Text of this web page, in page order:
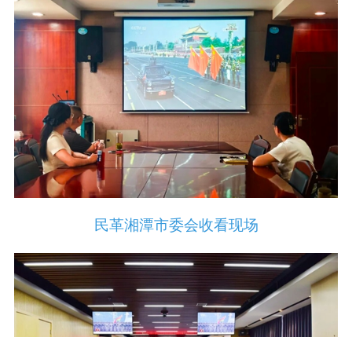
民革湘潭市委会收看现场